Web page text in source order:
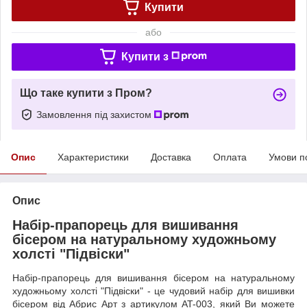
Купити
або
Купити з
Що таке купити з Пром?
Замовлення під захистом
Опис Характеристики Доставка Оплата Умови
Опис
Набір-прапорець для вишивання
бісером на натуральному художньому
холсті "Підвіски"
Набір-прапорець для вишивання бісером на натуральному
художньому холсті "Підвіски" - це чудовий набір для вишивки
бісером від Абрис Арт з артикулом AT-003, який Ви можете